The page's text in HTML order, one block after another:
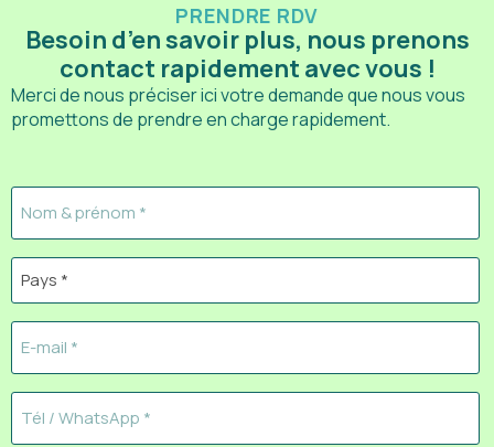
PRENDRE RDV
Besoin d’en savoir plus, nous prenons
contact rapidement avec vous !
Merci de nous préciser ici votre demande que nous vous
promettons de prendre en charge rapidement.
&
prénom
(Nécessaire)
Pays
(Nécessaire)
mail
(Nécessaire)